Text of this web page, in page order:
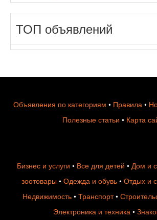
ТОП объявлений
Объявления по категориям • Правила •
Полезные статьи • Карта
Бизнес и услуги • Все для детей • Дом и
зоотовары • Одежда и обувь • Отдых и
Недвижимость• Транспорт•
Электроника и техника •